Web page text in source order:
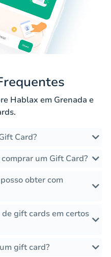
Hablax em Grenada e
Card?
um Gift Card?
obter com
gift cards em certos
gift card?